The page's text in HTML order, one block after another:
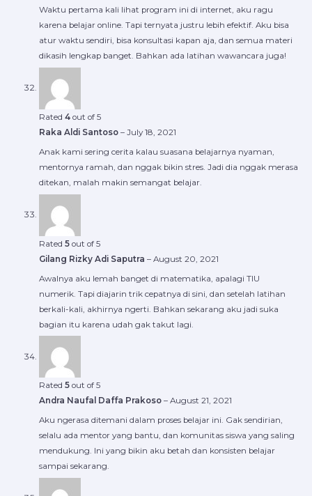
Waktu pertama kali lihat program ini di internet, aku ragu
karena belajar online. Tapi ternyata justru lebih efektif. Aku bisa
atur waktu sendiri, bisa konsultasi kapan aja, dan semua materi
dikasih lengkap banget. Bahkan ada latihan wawancara juga!
Rated 4out of 5
Raka Aldi Santoso – July 18, 2021
Anak kami sering cerita kalau suasana belajarnya nyaman,
mentornya ramah, dan nggak bikin stres. Jadi dia nggak merasa
ditekan, malah makin semangat belajar.
Rated 5out of 5
Gilang Rizky Adi Saputra – August 20, 2021
Awalnya aku lemah banget di matematika, apalagi TIU
numerik. Tapi diajarin trik cepatnya di sini, dan setelah latihan
berkali-kali, akhirnya ngerti. Bahkan sekarang aku jadi suka
bagian itu karena udah gak takut lagi.
Rated 5out of 5
Andra Naufal Daffa Prakoso – August 21, 2021
Aku ngerasa ditemani dalam proses belajar ini. Gak sendirian,
selalu ada mentor yang bantu, dan komunitas siswa yang saling
mendukung. Ini yang bikin aku betah dan konsisten belajar
sampai sekarang.